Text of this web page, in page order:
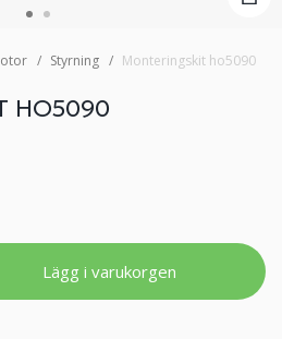
Styrning Monteringskit ho5090
HO5090
Lägg i varukorgen